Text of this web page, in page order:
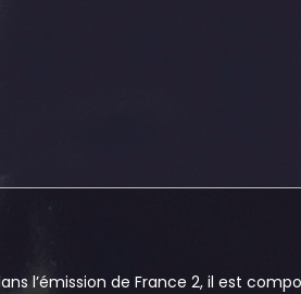
l’émission de France 2, il est